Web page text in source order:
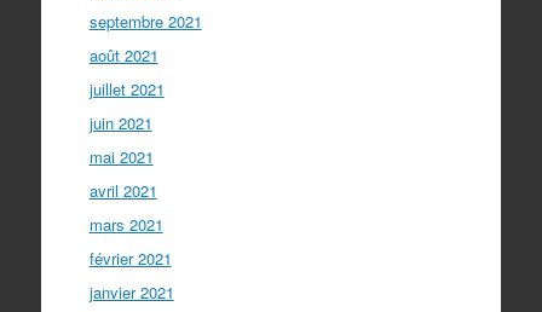
septembre 2021
août 2021
juillet 2021
juin 2021
mai 2021
avril 2021
mars 2021
février 2021
janvier 2021